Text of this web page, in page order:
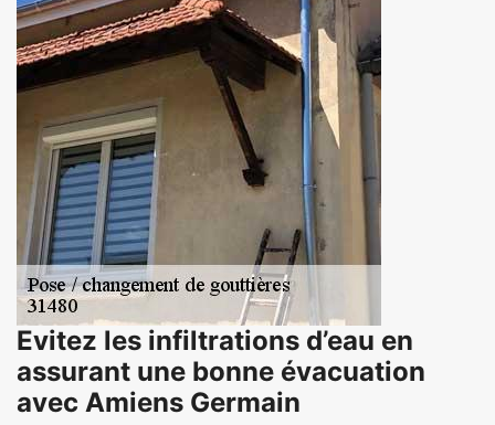
Evitez les infiltrations d’eau en
assurant une bonne évacuation
avec Amiens Germain